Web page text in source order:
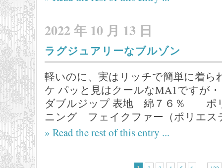
2022 年 10 月 13 日
ラグジュアリーなブルゾン
軽いのに、実はリッチで簡単に着ら
ケ パッと見はクールなMA1で
ダブルジップ 表地 綿７６％ ポ
ニング フェイクファー（ポリエス
» Read the rest of this entry ...